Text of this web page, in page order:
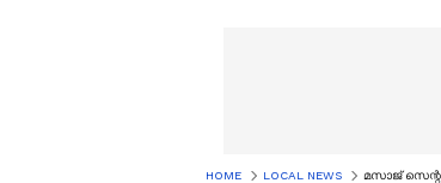
HOME LOCAL NEWS മസാജ്